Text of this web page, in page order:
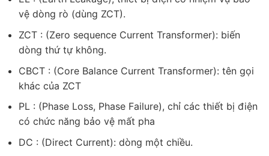
vệ dòng rò (dùng ZCT).
ZCT : (Zero sequence Current Transformer): biến
dòng thứ tự không.
CBCT : (Core Balance Current Transformer): tên gọi
khác của ZCT
PL : (Phase Loss, Phase Failure), chỉ các thiết bị điện
có chức năng bảo vệ mất pha
DC : (Direct Current): dòng một chiều.